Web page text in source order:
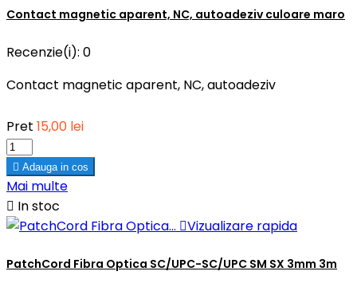
Contact magnetic aparent, NC, autoadeziv culoare maro
Recenzie(i): 0
Contact magnetic aparent, NC, autoadeziv
Pret 15,00 lei
 Adauga in cos
Mai multe
 In stoc
Vizualizare rapida
PatchCord Fibra Optica SC/UPC-SC/UPC SM SX 3mm 3m